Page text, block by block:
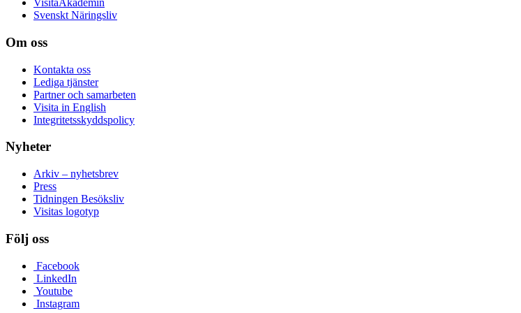
VisitaAkademin
Svenskt Näringsliv
Om oss
Kontakta oss
Lediga tjänster
Partner och samarbeten
Visita in English
Integritetsskyddspolicy
Nyheter
Arkiv – nyhetsbrev
Press
Tidningen Besöksliv
Visitas logotyp
Följ oss
Facebook
LinkedIn
Youtube
Instagram